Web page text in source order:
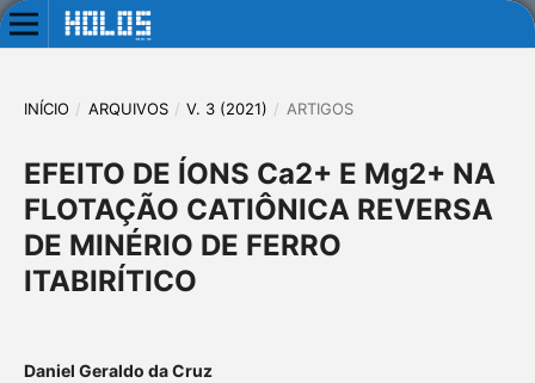
INÍCIO / ARQUIVOS / V. 3 (2021) / ARTIGOS
EFEITO DE ÍONS Ca2+ E Mg2+ NA
FLOTAÇÃO CATIÔNICA REVERSA
DE MINÉRIO DE FERRO
ITABIRÍTICO
Daniel Geraldo da Cruz